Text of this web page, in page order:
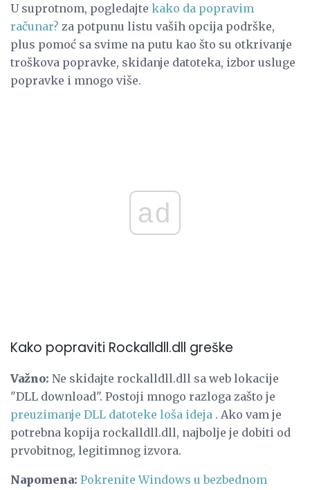
U suprotnom, pogledajte kako da popravim
računar? za potpunu listu vaših opcija podrške,
plus pomoć sa svime na putu kao što su otkrivanje
troškova popravke, skidanje datoteka, izbor usluge
popravke i mnogo više.
ad
Kako popraviti Rockalldll.dll greške
Važno: Ne skidajte rockalldll.dll sa web lokacije
"DLL download". Postoji mnogo razloga zašto je
preuzimanje DLL datoteke loša ideja . Ako vam je
potrebna kopija rockalldll.dll, najbolje je dobiti od
prvobitnog, legitimnog izvora.
Napomena: Pokrenite Windows u bezbednom